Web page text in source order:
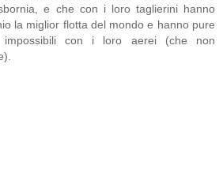
e che con i loro taglierini hanno
la miglior flotta del mondo e hanno pure
impossibili con i loro aerei (che non